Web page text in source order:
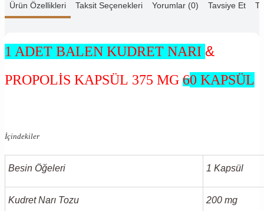
Ürün Özellikleri Taksit Seçenekleri Yorumlar (0) Tavsiye Et
1 ADET BALEN KUDRET NARI &
PROPOLİS KAPSÜL 375 MG 60 KAPSÜL
İçindekiler
Besin Öğeleri 1 Kapsül
Kudret Narı Tozu 200 mg